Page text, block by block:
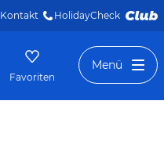
Kontakt HolidayCheck
Favoriten
Menü